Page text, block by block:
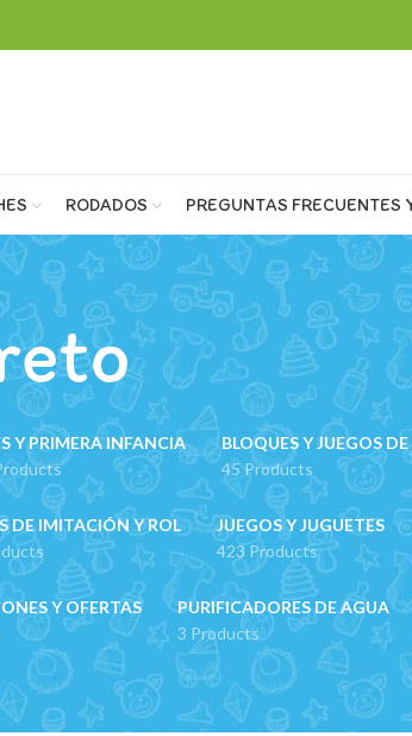
RODADOS PREGUNTAS FRECUENTES
Y PRIMERA INFANCIA
BLOQUES Y JUEGOS
45 Products
DE IMITACIÓN Y ROL
JUEGOS Y JUGUETES
423 Products
Y OFERTAS
PURIFICADORES DE AGUA
3 Products